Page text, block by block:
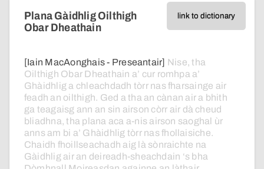
link to dictionary
Plana Gàidhlig Oilthigh
Obar Dheathain
[Iain MacAonghais - Preseantair] Nise, tha
Oilthigh Obar Dheathain a’ cur romhpa a’
Ghàidhlig a chleachdadh tòrr nasfharsainge air
feadh an oilthigh. Ged a tha an cànan air a bhith
ga teagaisg ann an sin airson còrr air dà cheud
bliadhna, tha plana aca a-nis airson saoghal ùr
anns am bi a’ Ghàidhlig tòrr nasfhollaisiche.
Chaidh fhoillseachadh aig là sònraichte na
Gàidhlig air an deireadh-sheachdain ‘s bha